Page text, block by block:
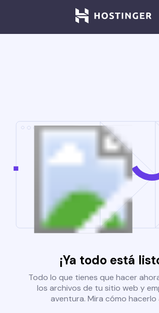
¡Ya todo está
Todo lo que tienes que hacer
los archivos de tu sitio web y
aventura. Mira cómo hacerlo